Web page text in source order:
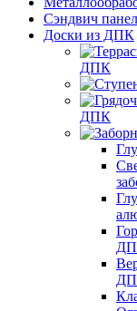
Сэндвич
Доски из ДПК
ДПК
ДПК